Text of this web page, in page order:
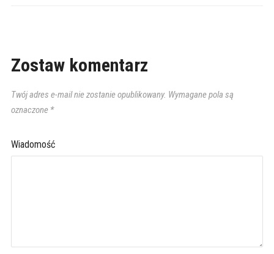
Zostaw komentarz
Twój adres e-mail nie zostanie opublikowany. Wymagane pola są
oznaczone *
Wiadomość